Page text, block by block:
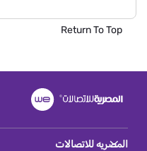
Return To Top
المصريه للاتصالات